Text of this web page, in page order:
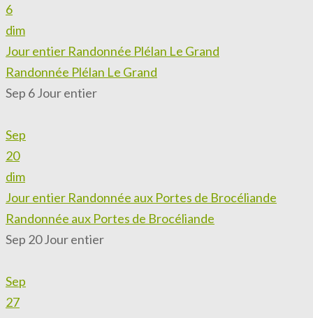
6
dim
Jour entier Randonnée Plélan Le Grand
Randonnée Plélan Le Grand
Sep 6Jour entier
Sep
20
dim
Jour entier Randonnée aux Portes de Brocéliande
Randonnée aux Portes de Brocéliande
Sep 20Jour entier
Sep
27